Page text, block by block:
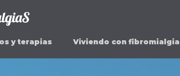
y terapias Viviendo con fibromialgia